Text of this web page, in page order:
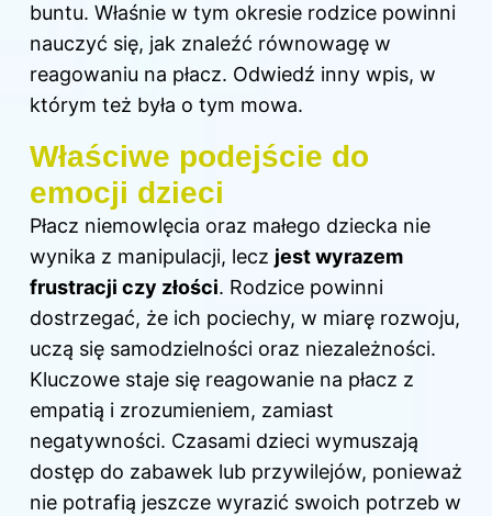
buntu. Właśnie w tym okresie rodzice powinni
nauczyć się, jak znaleźć równowagę w
reagowaniu na płacz. Odwiedź inny wpis, w
którym też była o tym mowa.
Właściwe podejście do
emocji dzieci
Płacz niemowlęcia oraz małego dziecka nie
wynika z manipulacji, lecz jest wyrazem
frustracji czy złości. Rodzice powinni
dostrzegać, że ich pociechy, w miarę rozwoju,
uczą się samodzielności oraz niezależności.
Kluczowe staje się reagowanie na płacz z
empatią i zrozumieniem, zamiast
negatywności. Czasami dzieci wymuszają
dostęp do zabawek lub przywilejów, ponieważ
nie potrafią jeszcze wyrazić swoich potrzeb w